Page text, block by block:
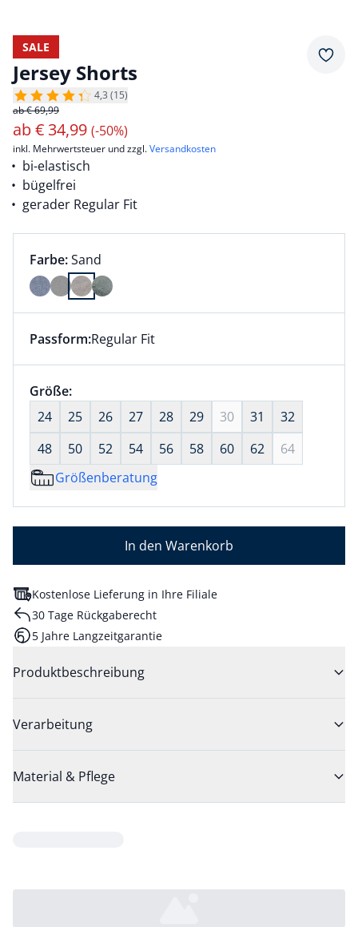
SALE
Jersey Shorts
4,3 (15)
ab € 69,99
ab€ 34,99 (-50%)
inkl. Mehrwertsteuer und zzgl.Versandkosten
bi-elastisch
bügelfrei
gerader Regular Fit
Farbauswahl:
Farbe:aktuell ausgewählt:
Sand
Farbe Sand ausgewählt
Dieser Artikel hat die Passform Regular Fit. für
Passform:Regular Fit
Größenauswahl:
Größe:nichts ausgewählt
24
25 26 27 28 29 30 31
32
48
50 52 54 56 58 60 62
64
Größenberatung
In den Warenkorb
Kostenlose Lieferung in Ihre Filiale
30 Tage Rückgaberecht
5 Jahre Langzeitgarantie
Produktbeschreibung
Verarbeitung
Material & Pflege